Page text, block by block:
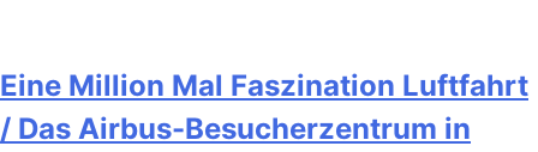
Eine Million Mal Faszination Luftfahrt
/ Das Airbus-Besucherzentrum in